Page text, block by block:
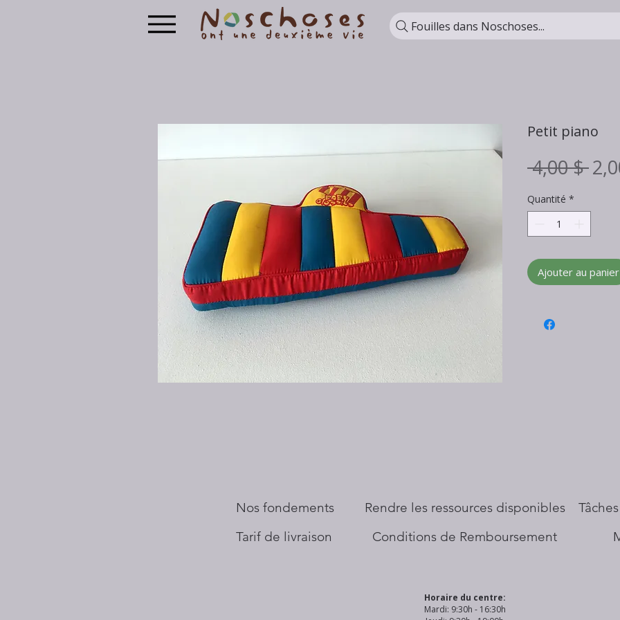
Fouilles dans Noschoses...
Petit piano
4,00 $
Quantité *
Ajouter au panier
Nos fondements
Tarif de livraison
​Rendre les ressources disponibles
Conditions de Remboursement
Horaire du centre:
Mardi: 9:30h - 16:30h